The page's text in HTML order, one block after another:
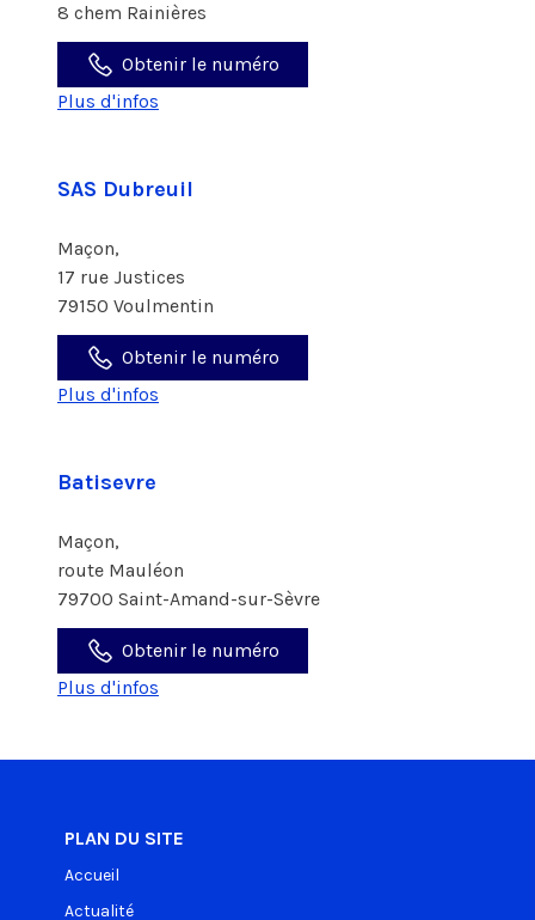
8 chem Rainières
Obtenir le numéro
Plus d'infos
SAS Dubreuil
Maçon,
17 rue Justices
79150 Voulmentin
Obtenir le numéro
Plus d'infos
Batisevre
Maçon,
route Mauléon
79700 Saint-Amand-sur-Sèvre
Obtenir le numéro
Plus d'infos
PLAN DU SITE
Accueil
Actualité